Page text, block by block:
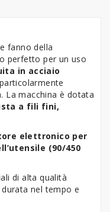
fanno della
perfetto per un uso
in acciaio
La macchina è dotata
a fili fini,
elettronico per
(90/450
di alta qualità
nel tempo e